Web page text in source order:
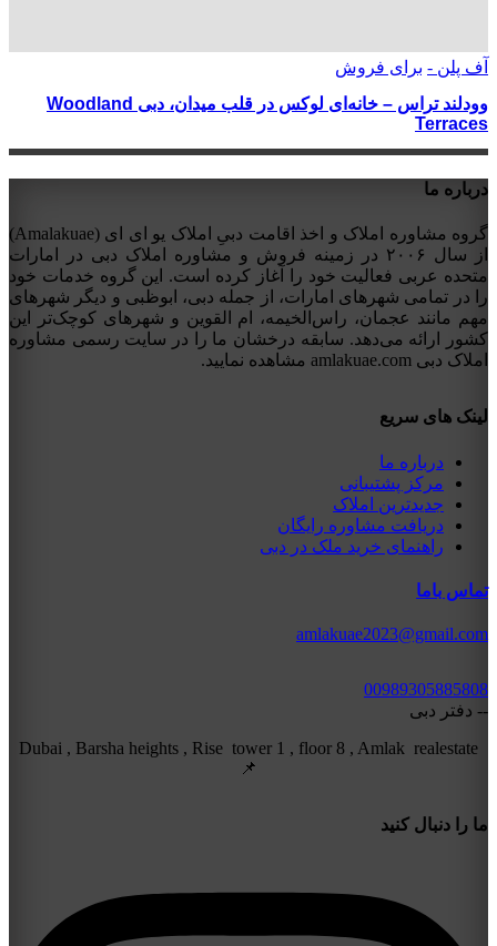
آف پلن - برای فروش
وودلند تراس – خانه‌ای لوکس در قلب میدان، دبی Woodland
Terraces
درباره ما
گروه مشاوره املاک و اخذ اقامت دبیِ املاک یو ای ای (Amalakuae)
از سال ۲۰۰۶ در زمینه فروش و مشاوره املاک دبی در امارات
متحده عربی فعالیت خود را آغاز کرده است. این گروه خدمات خود
را در تمامی شهرهای امارات، از جمله دبی، ابوظبی و دیگر شهرهای
مهم مانند عجمان، راس‌الخیمه، ام القوین و شهرهای کوچک‌تر این
کشور ارائه می‌دهد. سابقه درخشان ما را در سایت رسمی مشاوره
املاک دبی amlakuae.com مشاهده نمایید.
لینک های سریع
درباره ما
مرکز پشتیبانی
جدیدترین املاک
دریافت مشاوره رایگان
راهنمای خرید ملک در دبی
تماس باما
amlakuae2023@gmail.com
00989305885808
-- دفتر دبی
Dubai , Barsha heights , Rise tower 1 , floor 8 , Amlak realestate
📌
ما را دنبال کنید